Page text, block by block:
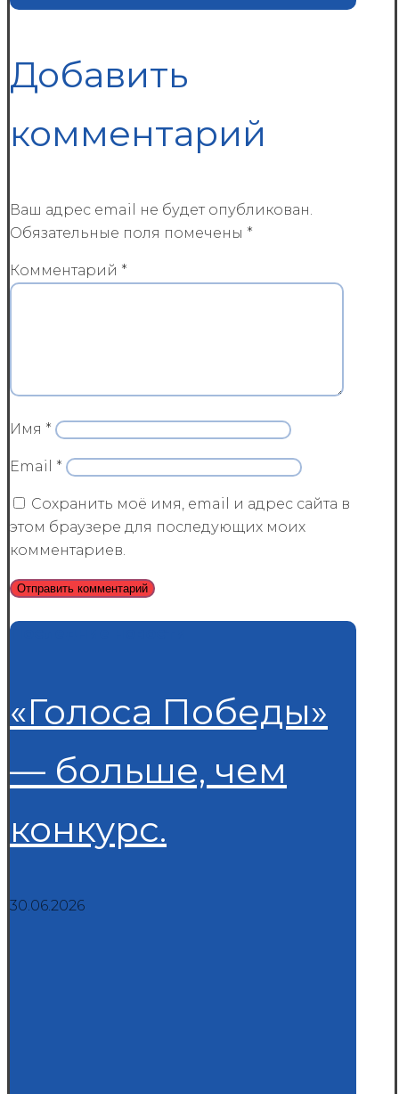
Добавить
комментарий
Ваш адрес email не будет опубликован.
Обязательные поля помечены *
Комментарий *
Имя *
Email *
Сохранить моё имя, email и адрес сайта в
этом браузере для последующих моих
комментариев.
Последние новости
«Голоса Победы»
— больше, чем
конкурс.
30.06.2026